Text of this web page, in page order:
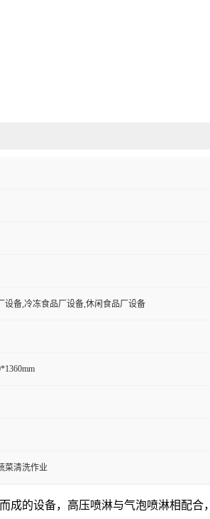
设备,冷冻食品厂设备,休闲食品厂设备
菜清洗作业
成的设备，高压喷淋与气泡喷淋相配合，